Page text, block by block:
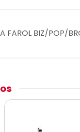
FAROL BIZ/POP/